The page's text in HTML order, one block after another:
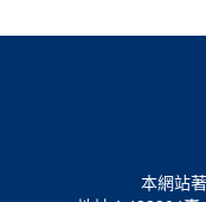
本網站